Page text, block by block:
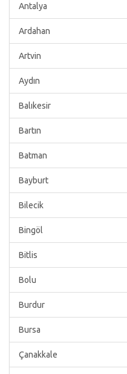
Antalya
Ardahan
Artvin
Aydın
Balıkesir
Bartın
Batman
Bayburt
Bilecik
Bingöl
Bitlis
Bolu
Burdur
Bursa
Çanakkale